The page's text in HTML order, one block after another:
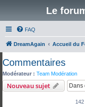
Le
FAQ
DreamAgain Accueil du
Commentaires
Modérateur : Team Modération
Nouveau sujet